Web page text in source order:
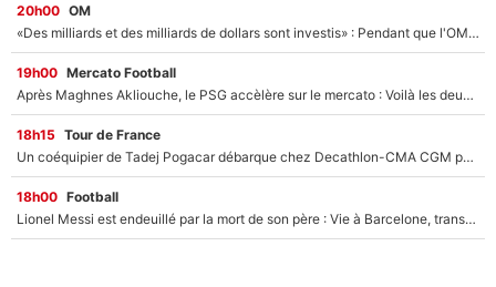
20h00 OM
«Des milliards et des milliards de dollars sont investis» : Pendant que l'OM est en pleine crise financière, Frank McCourt lance un nouveau projet à 260M€ !
19h00 Mercato Football
Après Maghnes Akliouche, le PSG accèlère sur le mercato : Voilà les deux nouvelles recrues qui vont signer la semaine prochaine ?
18h15 Tour de France
Un coéquipier de Tadej Pogacar débarque chez Decathlon-CMA CGM pour épauler Paul Seixas : «Mes meilleures années sont à venir»
18h00 Football
Lionel Messi est endeuillé par la mort de son père : Vie à Barcelone, transfert au PSG... voilà comment Jorge Messi a joué un rôle essentiel dans sa carrière !